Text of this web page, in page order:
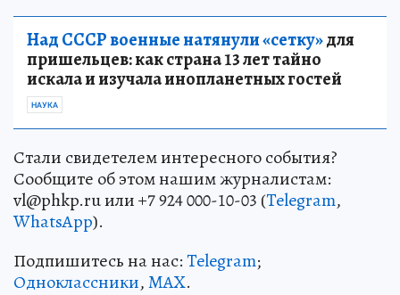
Над СССР военные натянули «сетку»для
пришельцев: как страна 13 лет тайно
искала и изучала инопланетных гостей
НАУКА
Стали свидетелем интересного события?
Сообщите об этом нашим журналистам:
vl@phkp.ru или +7 924 000-10-03 (Telegram,
WhatsApp).
Подпишитесь на нас:Telegram;
Одноклассники,MAX.